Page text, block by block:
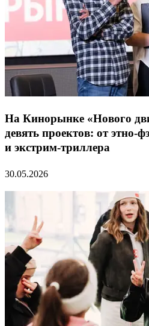
На Кинорынке «Нового
девять проектов: от этно-
и экстрим-триллера
30.05.2026